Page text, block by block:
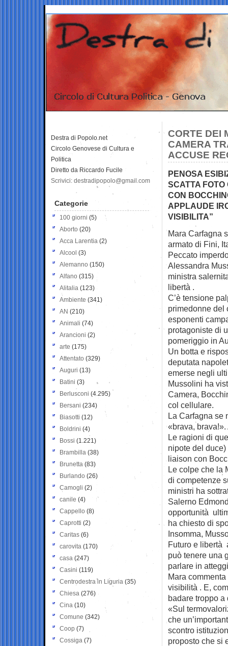
CORTE DEI
CAMERA
ACCUSE
PENOSA
SCATTA
CON
APPLAUDE
VISIBILITA”
Mara Carfagna
armato di Fini,
Peccato
Alessandra
ministra
libertà .
C’è tensione
primedonne del
esponenti
protagoniste di
pomeriggio in
Un botta e
deputata
emerse negli
Mussolini ha
Camera,
col cellulare.
La Carfagna se
«brava,
Le ragioni di
nipote del
liaison con
Le colpe che la
di competenze
ministri ha
Salerno
opportunità
ha chiesto di
Insomma,
Futuro e libertà
può tenere una
parlare in
Mara
visibilità . E,
badare troppo
«Sul
che
scontro
proposto che si
Destra di Popolo.net
Circolo Genovese di Cultura e
Politica
Diretto da Riccardo Fucile
Scrivici: destradipopolo@gmail.com
Categorie
100 giorni (5)
Aborto (20)
Acca Larentia (2)
Alcool (3)
Alemanno (150)
Alfano (315)
Alitalia (123)
Ambiente (341)
AN (210)
Animali (74)
Arancioni (2)
arte (175)
Attentato (329)
Auguri (13)
Batini (3)
Berlusconi (4.295)
Bersani (234)
Biasotti (12)
Boldrini (4)
Bossi (1.221)
Brambilla (38)
Brunetta (83)
Burlando (26)
Camogli (2)
canile (4)
Cappello (8)
Caprotti (2)
Caritas (6)
carovita (170)
casa (247)
Casini (119)
Centrodestra in Liguria (35)
Chiesa (276)
Cina (10)
Comune (342)
Coop (7)
Cossiga (7)